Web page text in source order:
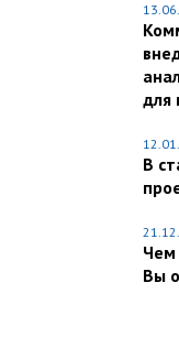
для
В
Чем
Вы